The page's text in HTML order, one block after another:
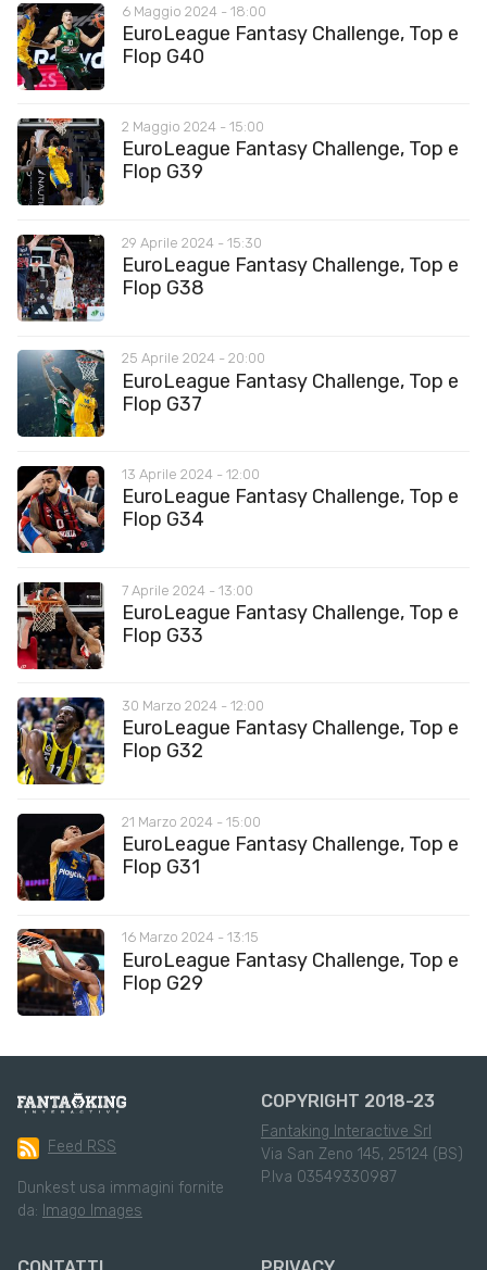
6 Maggio 2024 - 18:00
EuroLeague Fantasy Challenge, Top e
Flop G40
2 Maggio 2024 - 15:00
EuroLeague Fantasy Challenge, Top e
Flop G39
29 Aprile 2024 - 15:30
EuroLeague Fantasy Challenge, Top e
Flop G38
25 Aprile 2024 - 20:00
EuroLeague Fantasy Challenge, Top e
Flop G37
13 Aprile 2024 - 12:00
EuroLeague Fantasy Challenge, Top e
Flop G34
7 Aprile 2024 - 13:00
EuroLeague Fantasy Challenge, Top e
Flop G33
30 Marzo 2024 - 12:00
EuroLeague Fantasy Challenge, Top e
Flop G32
21 Marzo 2024 - 15:00
EuroLeague Fantasy Challenge, Top e
Flop G31
16 Marzo 2024 - 13:15
EuroLeague Fantasy Challenge, Top e
Flop G29
Feed RSS
Dunkest usa immagini fornite
da: Imago Images
COPYRIGHT 2018-23
Fantaking Interactive Srl
Via San Zeno 145, 25124 (BS)
P.Iva 03549330987